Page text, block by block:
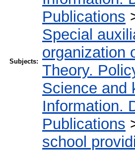
Subjects:
Publications
Special
organization
Theory.
Science and
Information.
Publications
school